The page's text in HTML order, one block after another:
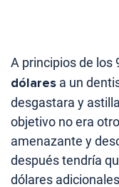
A principios de los
dólares a un
desgastara y
objetivo no era
amenazante y
después tendría
dólares